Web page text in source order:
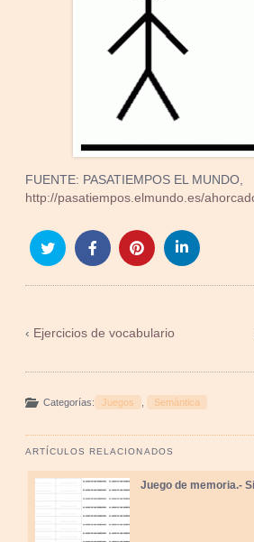
FUENTE: PASATIEMPOS EL MUNDO,
http://pasatiempos.elmundo.es/
‹ Ejercicios de vocabulario
Categorías: Juegos Semántica
ARTÍCULOS RELACIONADOS
Juego de memoria.-